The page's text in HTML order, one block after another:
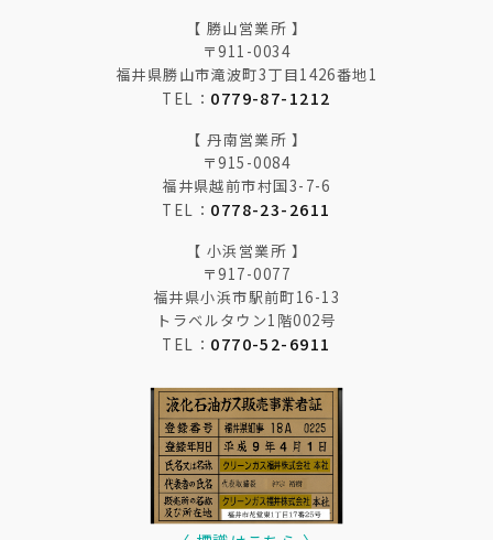
【 勝山営業所 】
〒911-0034
福井県勝山市滝波町3丁目1426番地1
TEL： 0779-87-1212
【 丹南営業所 】
〒915-0084
福井県越前市村国3-7-6
TEL： 0778-23-2611
【 小浜営業所 】
〒917-0077
福井県小浜市駅前町16-13
トラベルタウン1階002号
TEL： 0770-52-6911